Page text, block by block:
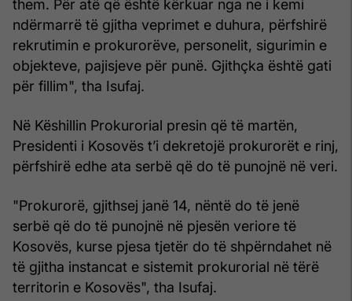
them. Për atë që është kërkuar nga ne i kemi
ndërmarrë të gjitha veprimet e duhura, përfshirë
rekrutimin e prokurorëve, personelit, sigurimin e
objekteve, pajisjeve për punë. Gjithçka është gati
për fillim", tha Isufaj.
Në Këshillin Prokurorial presin që të martën,
Presidenti i Kosovës t’i dekretojë prokurorët e rinj,
përfshirë edhe ata serbë që do të punojnë në veri.
"Prokurorë, gjithsej janë 14, nëntë do të jenë
serbë që do të punojnë në pjesën veriore të
Kosovës, kurse pjesa tjetër do të shpërndahet në
të gjitha instancat e sistemit prokurorial në tërë
territorin e Kosovës", tha Isufaj.